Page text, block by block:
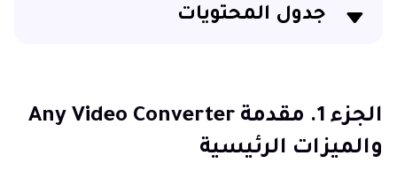
جدول المحتويات
الجزء 2. إيجابيات وسلبيات Any Video Converter
الجزء 1. مقدمة Any Video Converter
والميزات الرئيسية